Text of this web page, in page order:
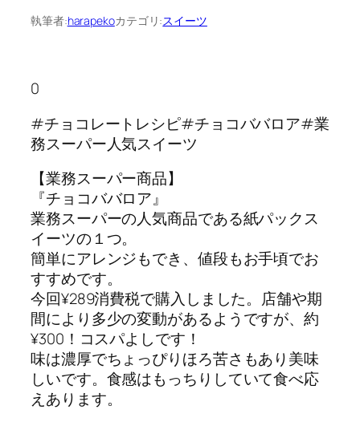
執筆者:harapekoカテゴリ:スイーツ
0
#チョコレートレシピ#チョコババロア#業
務スーパー人気スイーツ
【業務スーパー商品】
『チョコババロア』
業務スーパーの人気商品である紙パックス
イーツの１つ。
簡単にアレンジもでき、値段もお手頃でお
すすめです。
今回¥289消費税で購入しました。店舗や期
間により多少の変動があるようですが、約
¥300！コスパよしです！
味は濃厚でちょっぴりほろ苦さもあり美味
しいです。食感はもっちりしていて食べ応
えあります。